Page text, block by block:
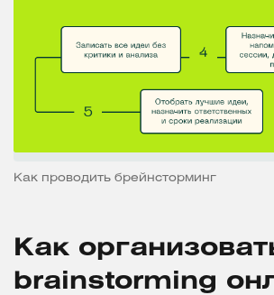
Как проводить брейнсторминг
Как
brainstorming